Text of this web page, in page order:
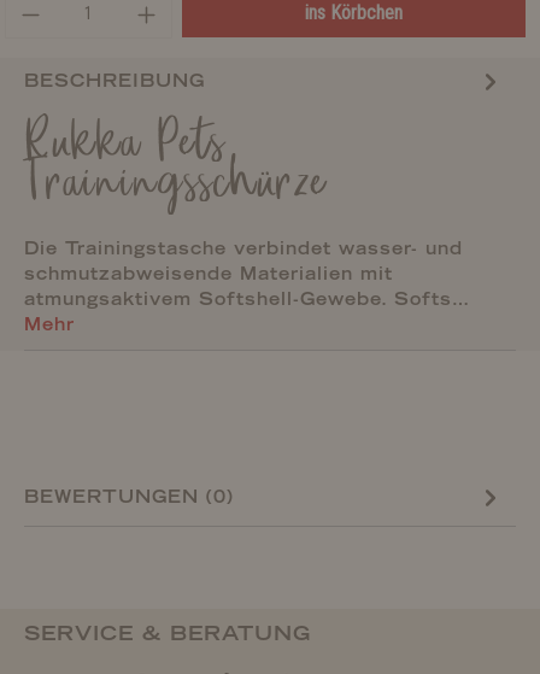
ins Körbchen
BESCHREIBUNG
Rukka Pets
Trainingsschürze
Die Trainingstasche verbindet wasser- und
schmutzabweisende Materialien mit
atmungsaktivem Softshell-Gewebe. Softs…
Mehr
BEWERTUNGEN (0)
SERVICE & BERATUNG